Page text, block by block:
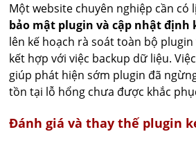
Một website chuyên nghiệp cần có
bảo mật plugin và cập nhật định
lên kế hoạch rà soát toàn bộ
kết hợp với việc backup dữ liệu.
giúp phát hiện sớm plugin đã
tồn tại lỗ hổng chưa được khắc
Đánh giá và thay thế plugin